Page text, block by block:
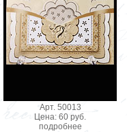
Арт. 50013
Цена: 60 руб.
подробнее